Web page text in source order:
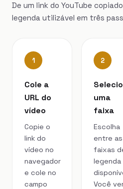
De um link do YouTube
legenda utilizável em três
1
Cole a
URL do
vídeo
Copie o
link do
vídeo no
navegador
e cole no
campo
2
uma
faixa
Escolha
entre as
faixas
legenda
Você